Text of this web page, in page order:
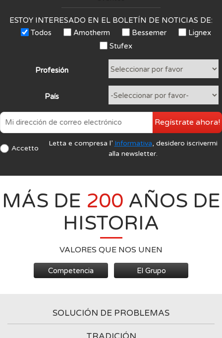
ESTOY INTERESADO EN EL BOLETÍN DE NOTICIAS DE:
Todos
Amotherm Bessemer
Lignex
Stufex
Profesión
País
Accetto
Letta e compresa l’ Informativa, desidero iscrivermi
alla newsletter.
Regístrate ahora!
MÁS DE 200 AÑOS DE
HISTORIA
VALORES QUE NOS UNEN
Competencia El Grupo
SOLUCIÓN DE PROBLEMAS